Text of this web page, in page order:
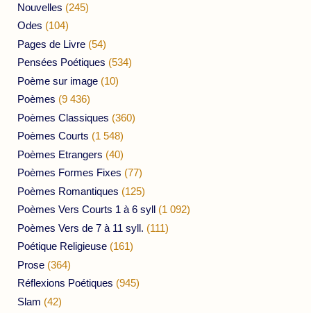
Nouvelles (245)
Odes (104)
Pages de Livre (54)
Pensées Poétiques (534)
Poème sur image (10)
Poèmes (9 436)
Poèmes Classiques (360)
Poèmes Courts (1 548)
Poèmes Etrangers (40)
Poèmes Formes Fixes (77)
Poèmes Romantiques (125)
Poèmes Vers Courts 1 à 6 syll (1 092)
Poèmes Vers de 7 à 11 syll. (111)
Poétique Religieuse (161)
Prose (364)
Réflexions Poétiques (945)
Slam (42)